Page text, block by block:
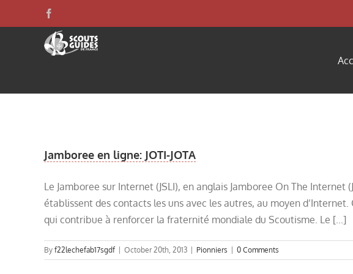
to
Jamboree en ligne: JOTI-JOTA
Le Jamboree sur Internet (JSLI), en anglais Jamboree On The
établissent des contacts les uns avec les autres, au moyen
qui contribue à renforcer la fraternité mondiale du Scoutisme. Le [...]
By f22lechefab17sgdf October 20th, 2013 Pionniers 0 Comments